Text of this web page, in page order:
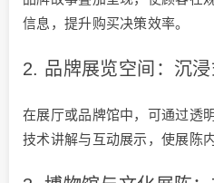
信息，提升购买决策效率。
2. 品牌展览空间：沉
在展厅或品牌馆中，可通过透
技术讲解与互动展示，使展陈